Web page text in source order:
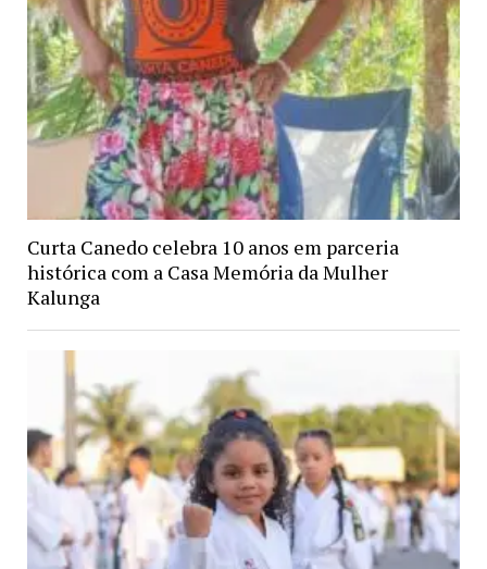
Curta Canedo celebra 10 anos em parceria
histórica com a Casa Memória da Mulher
Kalunga